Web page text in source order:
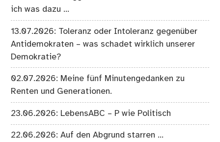
ich was dazu …
13.07.2026: Toleranz oder Intoleranz gegenüber
Antidemokraten – was schadet wirklich unserer
Demokratie?
02.07.2026: Meine fünf Minutengedanken zu
Renten und Generationen.
23.06.2026: LebensABC – P wie Politisch
22.06.2026: Auf den Abgrund starren …